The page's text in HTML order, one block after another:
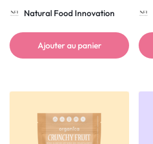
Natural Food Innovation
Ajouter au panier